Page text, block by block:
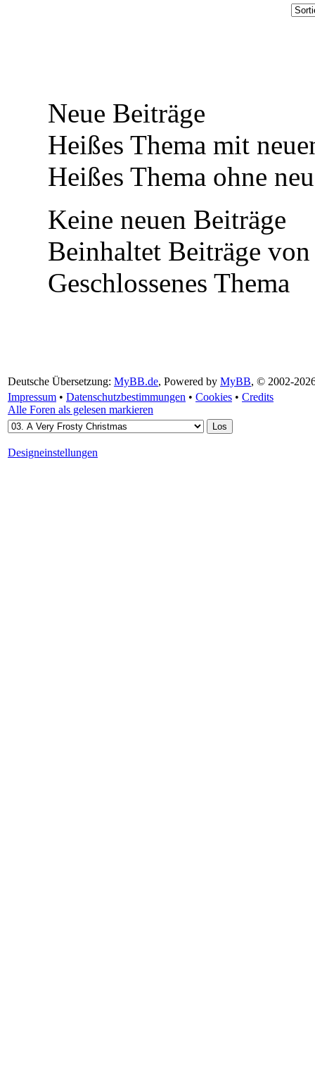
Neue Beiträge
Heißes Thema mit
Heißes Thema ohne
Keine neuen Beiträge
Beinhaltet Beiträge
Geschlossenes Thema
Deutsche Übersetzung: MyBB.de, Powered by MyBB, © 2002-
Impressum • Datenschutzbestimmungen • Cookies • Credits
Alle Foren als gelesen markieren
Designeinstellungen